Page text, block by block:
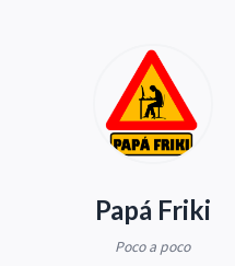
Papá Friki
Poco a poco